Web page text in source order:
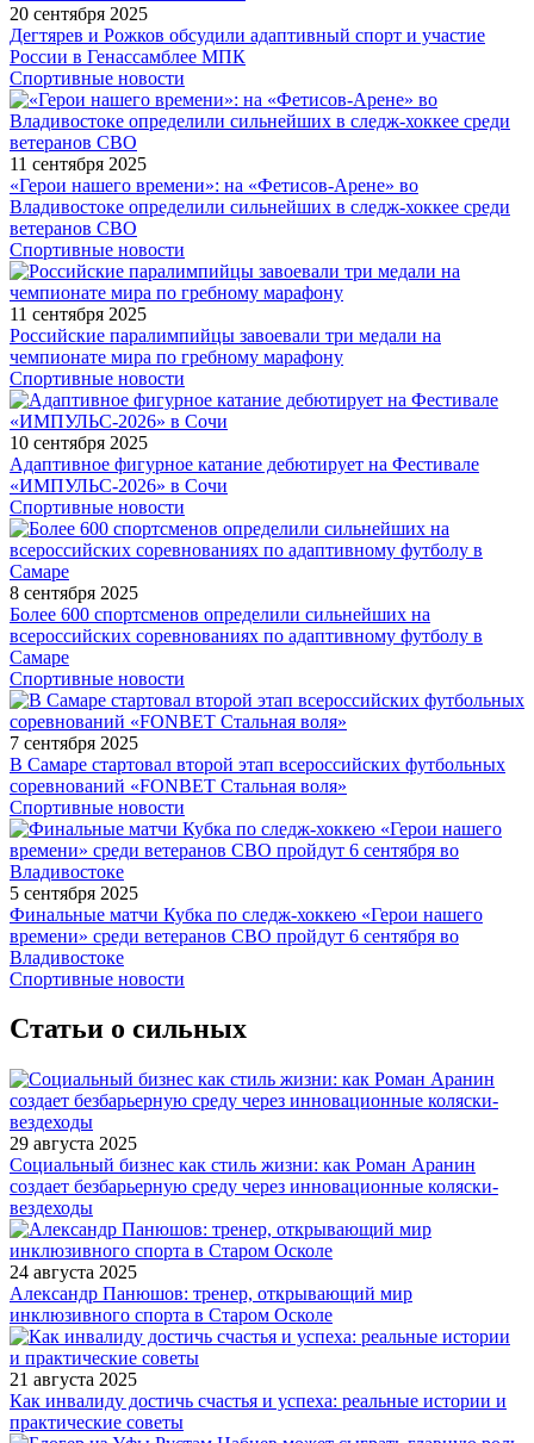
20 сентября 2025
Дегтярев и Рожков обсудили адаптивный спорт и участие
России в Генассамблее МПК
Спортивные новости
11 сентября 2025
«Герои нашего времени»: на «Фетисов-Арене» во
Владивостоке определили сильнейших в следж-хоккее среди
ветеранов СВО
Спортивные новости
11 сентября 2025
Российские паралимпийцы завоевали три медали на
чемпионате мира по гребному марафону
Спортивные новости
10 сентября 2025
Адаптивное фигурное катание дебютирует на Фестивале
«ИМПУЛЬС-2026» в Сочи
Спортивные новости
8 сентября 2025
Более 600 спортсменов определили сильнейших на
всероссийских соревнованиях по адаптивному футболу в
Самаре
Спортивные новости
7 сентября 2025
В Самаре стартовал второй этап всероссийских футбольных
соревнований «FONBET Стальная воля»
Спортивные новости
5 сентября 2025
Финальные матчи Кубка по следж-хоккею «Герои нашего
времени» среди ветеранов СВО пройдут 6 сентября во
Владивостоке
Спортивные новости
Статьи о сильных
29 августа 2025
Социальный бизнес как стиль жизни: как Роман Аранин
создает безбарьерную среду через инновационные коляски-
вездеходы
24 августа 2025
Александр Панюшов: тренер, открывающий мир
инклюзивного спорта в Старом Осколе
21 августа 2025
Как инвалиду достичь счастья и успеха: реальные истории и
практические советы